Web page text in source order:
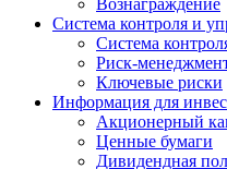
Система контроля и
Система
Риск-
Ключевые риски
Информация для
Акционерный
Ценные бумаги
Дивидендная